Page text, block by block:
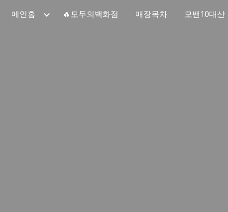
Skip to main content Skip to
메인홈 🔥모두의백화점 매장목차 모밴10대산